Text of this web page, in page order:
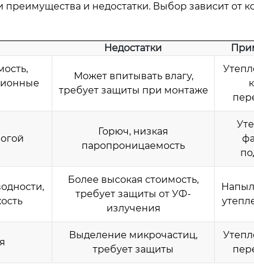
преимущества и недостатки. Выбор зависит от
Недостатки
Может впитывать влагу,
требует защиты при монтаже
Горюч, низкая
паропроницаемость
Более высокая стоимость,
требует защиты от УФ-
излучения
Выделение микрочастиц,
требует защиты